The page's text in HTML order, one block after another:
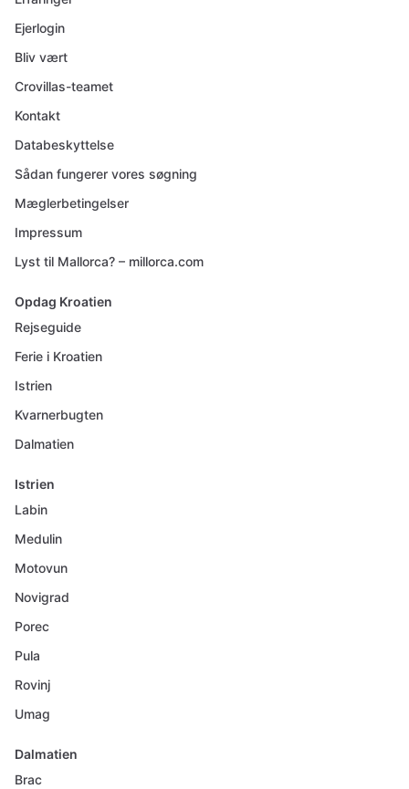
Ejerlogin
Bliv vært
Crovillas-teamet
Kontakt
Databeskyttelse
Sådan fungerer vores søgning
Mæglerbetingelser
Impressum
Lyst til Mallorca? – millorca.com
Opdag Kroatien
Rejseguide
Ferie i Kroatien
Istrien
Kvarnerbugten
Dalmatien
Istrien
Labin
Medulin
Motovun
Novigrad
Porec
Pula
Rovinj
Umag
Dalmatien
Brac